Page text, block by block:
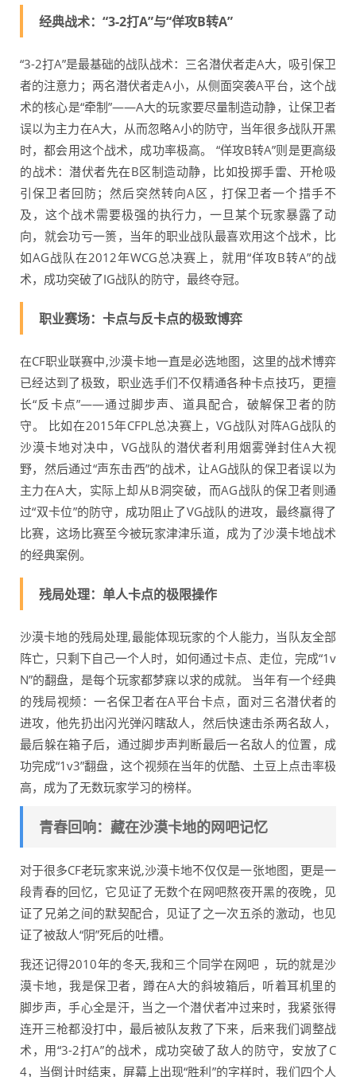
经典战术：“3-2打A”与“佯攻B转A”
“3-2打A”是最基础的战队战术：三名潜伏者走A大，吸引保卫
者的注意力；两名潜伏者走A小，从侧面突袭A平台，这个战
术的核心是“牵制”——A大的玩家要尽量制造动静，让保卫者
误以为主力在A大，从而忽略A小的防守，当年很多战队开黑
时，都会用这个战术，成功率极高。 “佯攻B转A”则是更高级
的战术：潜伏者先在B区制造动静，比如投掷手雷、开枪吸
引保卫者回防；然后突然转向A区，打保卫者一个措手不
及，这个战术需要极强的执行力，一旦某个玩家暴露了动
向，就会功亏一篑，当年的职业战队最喜欢用这个战术，比
如AG战队在2012年WCG总决赛上，就用“佯攻B转A”的战
术，成功突破了IG战队的防守，最终夺冠。
职业赛场：卡点与反卡点的极致博弈
在CF职业联赛中,沙漠卡地一直是必选地图，这里的战术博弈
已经达到了极致，职业选手们不仅精通各种卡点技巧，更擅
长“反卡点”——通过脚步声、道具配合，破解保卫者的防
守。 比如在2015年CFPL总决赛上，VG战队对阵AG战队的
沙漠卡地对决中，VG战队的潜伏者利用烟雾弹封住A大视
野，然后通过“声东击西”的战术，让AG战队的保卫者误以为
主力在A大，实际上却从B洞突破，而AG战队的保卫者则通
过“双卡位”的防守，成功阻止了VG战队的进攻，最终赢得了
比赛，这场比赛至今被玩家津津乐道，成为了沙漠卡地战术
的经典案例。
残局处理：单人卡点的极限操作
沙漠卡地的残局处理,最能体现玩家的个人能力，当队友全部
阵亡，只剩下自己一个人时，如何通过卡点、走位，完成“1v
N”的翻盘，是每个玩家都梦寐以求的成就。 当年有一个经典
的残局视频：一名保卫者在A平台卡点，面对三名潜伏者的
进攻，他先扔出闪光弹闪瞎敌人，然后快速击杀两名敌人，
最后躲在箱子后，通过脚步声判断最后一名敌人的位置，成
功完成“1v3”翻盘，这个视频在当年的优酷、土豆上点击率极
高，成为了无数玩家学习的榜样。
青春回响：藏在沙漠卡地的网吧记忆
对于很多CF老玩家来说,沙漠卡地不仅仅是一张地图，更是一
段青春的回忆，它见证了无数个在网吧熬夜开黑的夜晚，见
证了兄弟之间的默契配合，见证了之一次五杀的激动，也见
证了被敌人“阴”死后的吐槽。
我还记得2010年的冬天,我和三个同学在网吧 ，玩的就是沙
漠卡地，我是保卫者，蹲在A大的斜坡箱后，听着耳机里的
脚步声，手心全是汗，当之一个潜伏者冲过来时，我紧张得
连开三枪都没打中，最后被队友救了下来，后来我们调整战
术，用“3-2打A”的战术，成功突破了敌人的防守，安放了C
4，当倒计时结束，屏幕上出现“胜利”的字样时，我们四个人